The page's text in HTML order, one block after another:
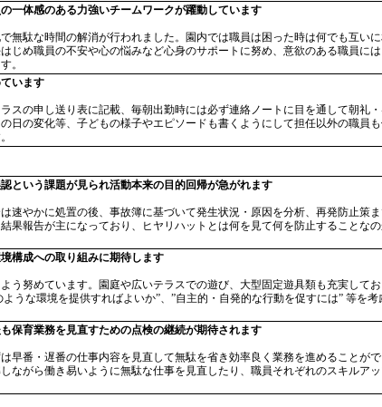
一体感のある力強いチームワークが躍動しています
駄な時間の解消が行われました。園内では職員は困った時は何でも互い
め職員の不安や心の悩みなど心身のサポートに努め、意欲のある職員に
。
います
の申し送り表に記載、毎朝出勤時には必ず連絡ノートに目を通して朝礼
日の変化等、子どもの様子やエピソードも書くようにして担任以外の職
という課題が見られ活動本来の目的回帰が急がれます
やかに処置の後、事故簿に基づいて発生状況・原因を分析、再発防止策
果報告が主になっており、ヒヤリハットとは何を見て何を防止すること
構成への取り組みに期待します
う努めています。園庭や広いテラスでの遊び、大型固定遊具類も充実し
うな環境を提供すればよいか”、”自主的・自発的な行動を促すには” 等
保育業務を見直すための点検の継続が期待されます
早番・遅番の仕事内容を見直して無駄を省き効率良く業務を進めることが
ながら働き易いように無駄な仕事を見直したり、職員それぞれのスキル